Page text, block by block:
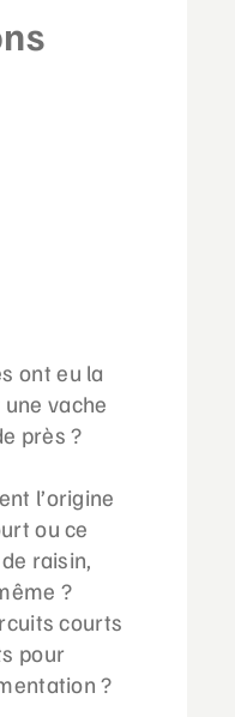
ont eu la
vache
près ?
l’origine
ou ce
raisin,
?
courts
pour
?